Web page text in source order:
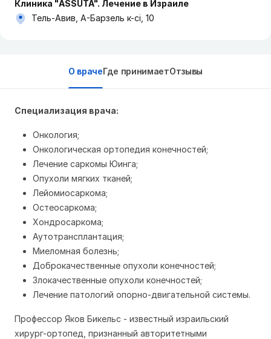
Клиника "ASSUTA". Лечение в Израиле
Тель-Авив, А-Барзель к-сі, 10
О врачеГде принимаетОтзывы
Специализация врача:
Онкология;
Онкологическая ортопедия конечностей;
Лечение саркомы Юинга;
Опухоли мягких тканей;
Лейомиосаркома;
Остеосаркома;
Хондросаркома;
Аутотрансплантация;
Миеломная болезнь;
Доброкачественные опухоли конечностей;
Злокачественные опухоли конечностей;
Лечение патологий опорно-двигательной системы.
Профессор Яков Бикельс - известный израильский
хирург-ортопед, признанный авторитетными